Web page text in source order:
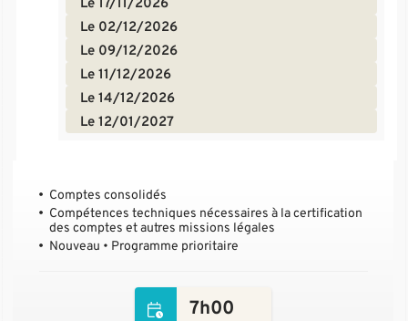
Le 17/11/2026
Le 02/12/2026
Le 09/12/2026
Le 11/12/2026
Le 14/12/2026
Le 12/01/2027
Comptes consolidés
Compétences techniques nécessaires à la certification
des comptes et autres missions légales
Nouveau • Programme prioritaire
7h00